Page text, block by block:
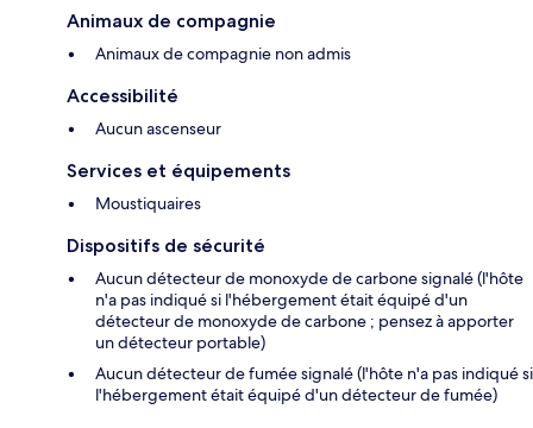
Animaux de compagnie
Animaux de compagnie non admis
Accessibilité
Aucun ascenseur
Services et équipements
Moustiquaires
Dispositifs de sécurité
Aucun détecteur de monoxyde de carbone signalé (l'hôte
n'a pas indiqué si l'hébergement était équipé d'un
détecteur de monoxyde de carbone ; pensez à apporter
un détecteur portable)
Aucun détecteur de fumée signalé (l'hôte n'a pas indiqué si
l'hébergement était équipé d'un détecteur de fumée)